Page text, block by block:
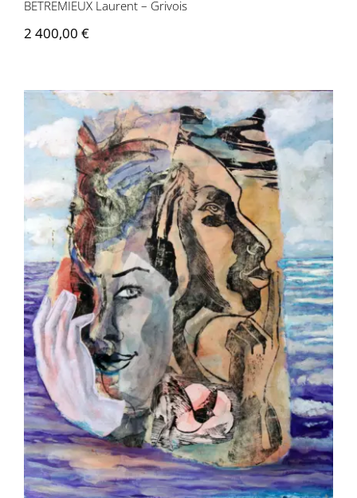
BETREMIEUX Laurent – Grivois
2 400,00 €
BETREMIEUX Laurent – Chut